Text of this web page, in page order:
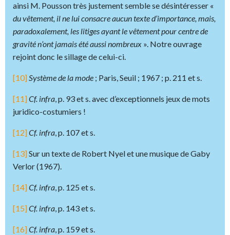
ainsi M. Pousson très justement semble se désintéresser «
du vêtement, il ne lui consacre aucun texte d’importance, mais,
paradoxalement, les litiges ayant le vêtement pour centre de
gravité n’ont jamais été aussi nombreux ». Notre ouvrage
rejoint donc le sillage de celui-ci.
[10]Système de la mode ; Paris, Seuil ; 1967 ; p. 211 et s.
[11]Cf. infra, p. 93 et s. avec d’exceptionnels jeux de mots
juridico-costumiers !
[12]Cf. infra, p. 107 et s.
[13]Sur un texte de Robert Nyel et une musique de Gaby
Verlor (1967).
[14]Cf. infra, p. 125 et s.
[15]Cf. infra, p. 143 et s.
[16]Cf. infra, p. 159 et s.